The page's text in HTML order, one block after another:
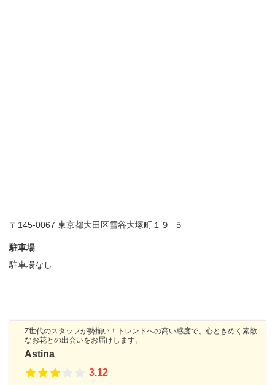
〒145-0067 東京都大田区雪谷大塚町１９−５
駐車場
駐車場なし
Z世代のスタッフが勢揃い！トレンドへの高い感度で、心ときめく素敵
なお花との出会いをお届けします。
Astina
3.12